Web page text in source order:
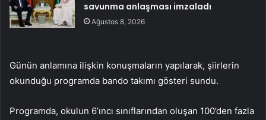
savunma anlaşması imzaladı
Ağustos 8, 2026
Günün anlamına ilişkin konuşmaların yapılarak, şiirlerin
okunduğu programda bando takımı gösteri sundu.
Programda, okulun 6’ıncı sınıflarından oluşan 100’den fazla